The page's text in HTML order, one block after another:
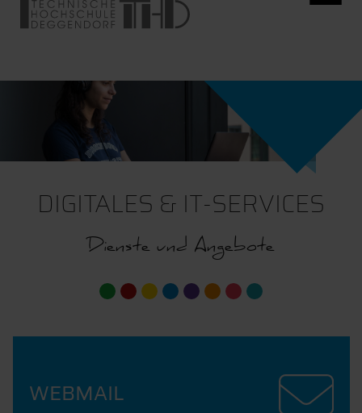
DIGITALES & IT-SERVICES
Dienste und Angebote
WEBMAIL